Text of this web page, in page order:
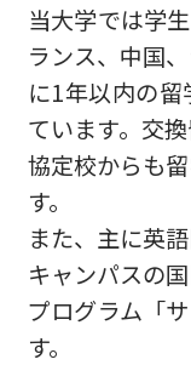
当大学では学
ランス、中国
に1年以内の
ています。交
協定校からも
す。
また、主に英
キャンパスの
プログラム「
す。